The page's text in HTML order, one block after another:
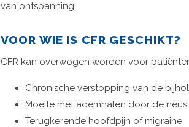
van ontspanning.
VOOR WIE IS CFR GESCHIKT?
CFR kan overwogen worden voor
Chronische verstopping van de
Moeite met ademhalen door de neus
Terugkerende hoofdpijn of migraine